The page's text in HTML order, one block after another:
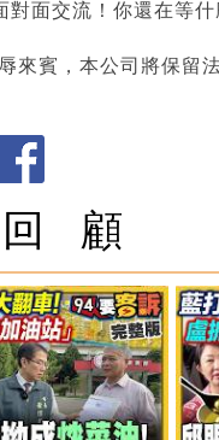
面交流！你還在等什
來賓，本公司將保留
顧